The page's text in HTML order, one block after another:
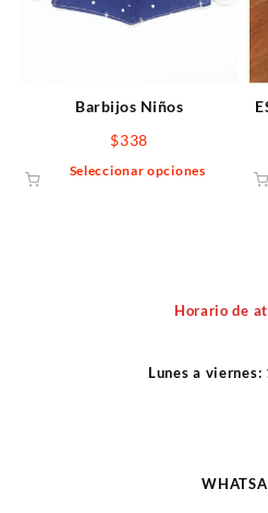
Barbijos Niños
$338
Seleccionar opciones
producto
elegir
Horario de
Lunes a viernes: